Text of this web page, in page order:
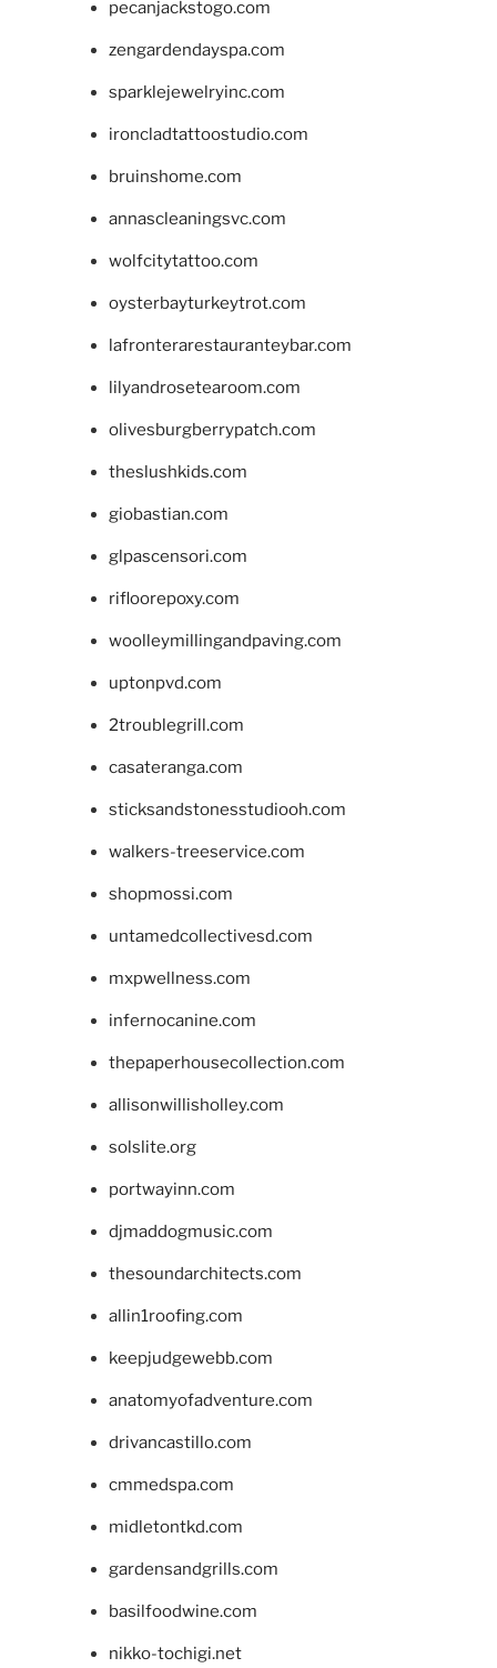
pecanjackstogo.com
zengardendayspa.com
sparklejewelryinc.com
ironcladtattoostudio.com
bruinshome.com
annascleaningsvc.com
wolfcitytattoo.com
oysterbayturkeytrot.com
lafronterarestauranteybar.com
lilyandrosetearoom.com
olivesburgberrypatch.com
theslushkids.com
giobastian.com
glpascensori.com
rifloorepoxy.com
woolleymillingandpaving.com
uptonpvd.com
2troublegrill.com
casateranga.com
sticksandstonesstudiooh.com
walkers-treeservice.com
shopmossi.com
untamedcollectivesd.com
mxpwellness.com
infernocanine.com
thepaperhousecollection.com
allisonwillisholley.com
solslite.org
portwayinn.com
djmaddogmusic.com
thesoundarchitects.com
allin1roofing.com
keepjudgewebb.com
anatomyofadventure.com
drivancastillo.com
cmmedspa.com
midletontkd.com
gardensandgrills.com
basilfoodwine.com
nikko-tochigi.net